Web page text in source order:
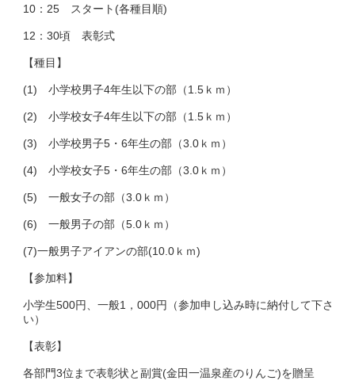
10：25 スタート(各種目順)
12：30頃 表彰式
【種目】
(1) 小学校男子4年生以下の部（1.5ｋｍ）
(2) 小学校女子4年生以下の部（1.5ｋｍ）
(3) 小学校男子5・6年生の部（3.0ｋｍ）
(4) 小学校女子5・6年生の部（3.0ｋｍ）
(5) 一般女子の部（3.0ｋｍ）
(6) 一般男子の部（5.0ｋｍ）
(7)一般男子アイアンの部(10.0ｋｍ)
【参加料】
小学生500円、一般1，000円（参加申し込み時に納付して下さ
い）
【表彰】
各部門3位まで表彰状と副賞(金田一温泉産のりんご)を贈呈